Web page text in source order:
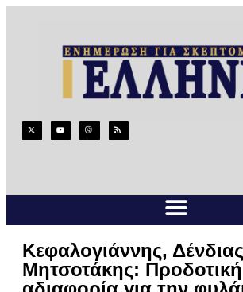
Κεφαλογιάννης,
Μητσοτάκης: Προδοτική